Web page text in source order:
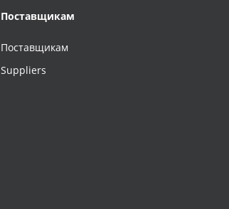
Поставщикам
Поставщикам
Suppliers